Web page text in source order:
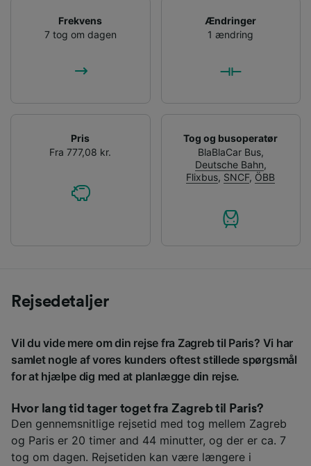
Frekvens
7 tog om dagen
Ændringer
1 ændring
Pris
Fra 777,08 kr.
Tog og busoperatør
BlaBlaCar Bus,
Deutsche Bahn,
Flixbus, SNCF, ÖBB
Rejsedetaljer
Vil du vide mere om din rejse fra Zagreb til Paris? Vi har
samlet nogle af vores kunders oftest stillede spørgsmål
for at hjælpe dig med at planlægge din rejse.
Hvor lang tid tager toget fra Zagreb til Paris?
Den gennemsnitlige rejsetid med tog mellem Zagreb
og Paris er 20 timer and 44 minutter, og der er ca. 7
tog om dagen. Rejsetiden kan være længere i